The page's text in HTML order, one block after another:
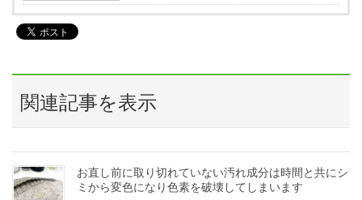
関連記事を表示
お直し前に取り切れていない汚れ成分は時間と共にシ
ミから変色になり色素を破壊してしまいます